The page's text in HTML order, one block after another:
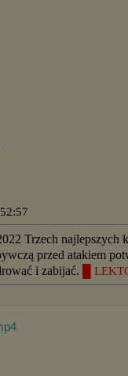
Trzech najlepszych
przed atakiem
i zabijać.
█